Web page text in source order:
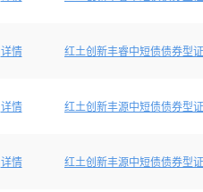
详情 红土创新丰睿中短债债券型
详情 红土创新丰源中短债债券型
详情 红土创新丰源中短债债券型